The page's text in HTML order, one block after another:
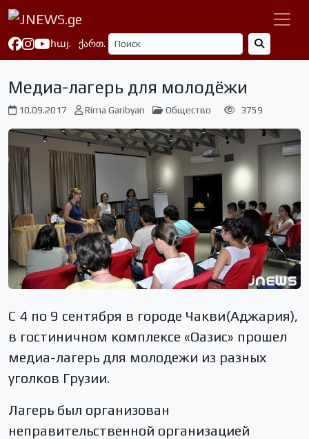
հայ. ქართ.
Медиа-лагерь для молодёжи
10.09.2017 Rima Garibyan Общество 3759
С 4 по 9 сентября в городе Чакви(Аджария),
в гостиничном комплексе «Оазис» прошел
медиа-лагерь для молодежи из разных
уголков Грузии.
Лагерь был организован
неправительственной организацией